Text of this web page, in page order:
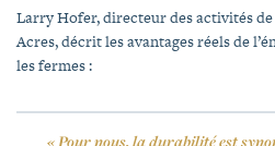
Larry Hofer, directeur des activités
Acres, décrit les avantages réels de
les fermes :
« Pour nous, la durabilité est